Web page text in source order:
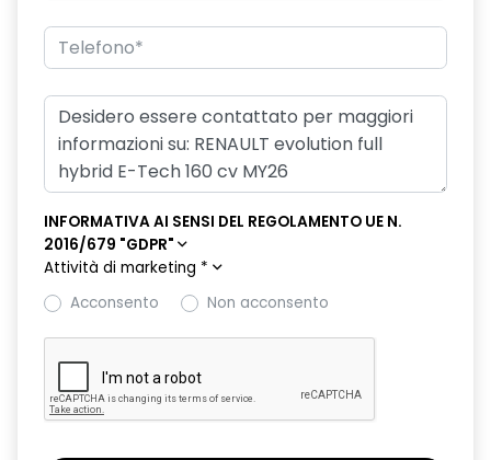
INFORMATIVA AI SENSI DEL REGOLAMENTO UE N.
2016/679 "GDPR"
Attività di marketing *
Acconsento
Non acconsento